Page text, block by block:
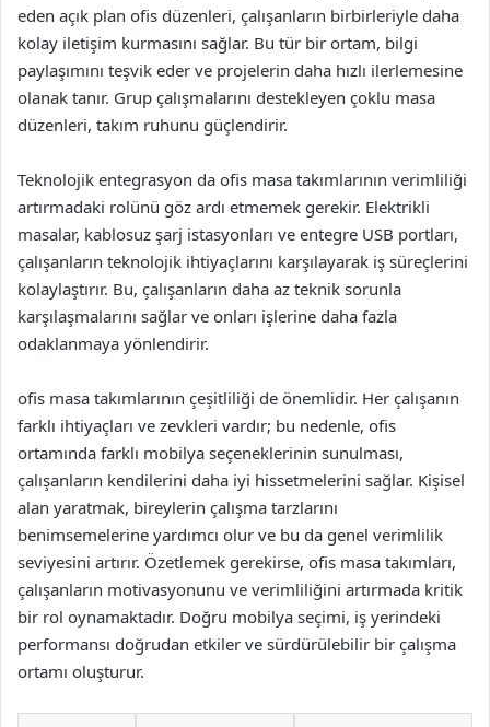
eden açık plan ofis düzenleri, çalışanların birbirleriyle daha
kolay iletişim kurmasını sağlar. Bu tür bir ortam, bilgi
paylaşımını teşvik eder ve projelerin daha hızlı ilerlemesine
olanak tanır. Grup çalışmalarını destekleyen çoklu masa
düzenleri, takım ruhunu güçlendirir.
Teknolojik entegrasyon da ofis masa takımlarının verimliliği
artırmadaki rolünü göz ardı etmemek gerekir. Elektrikli
masalar, kablosuz şarj istasyonları ve entegre USB portları,
çalışanların teknolojik ihtiyaçlarını karşılayarak iş süreçlerini
kolaylaştırır. Bu, çalışanların daha az teknik sorunla
karşılaşmalarını sağlar ve onları işlerine daha fazla
odaklanmaya yönlendirir.
ofis masa takımlarının çeşitliliği de önemlidir. Her çalışanın
farklı ihtiyaçları ve zevkleri vardır; bu nedenle, ofis
ortamında farklı mobilya seçeneklerinin sunulması,
çalışanların kendilerini daha iyi hissetmelerini sağlar. Kişisel
alan yaratmak, bireylerin çalışma tarzlarını
benimsemelerine yardımcı olur ve bu da genel verimlilik
seviyesini artırır. Özetlemek gerekirse, ofis masa takımları,
çalışanların motivasyonunu ve verimliliğini artırmada kritik
bir rol oynamaktadır. Doğru mobilya seçimi, iş yerindeki
performansı doğrudan etkiler ve sürdürülebilir bir çalışma
ortamı oluşturur.